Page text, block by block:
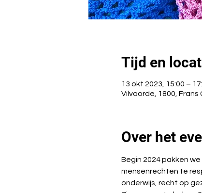
Tijd en
13 okt 2023, 15:00 –
Vilvoorde, 1800,
Over het
Begin 2024 pakken
mensenrechten te
onderwijs, recht op